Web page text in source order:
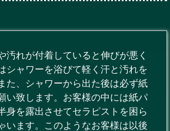
汚れが付着していると伸びが悪く
シャワーを浴びて軽く汗と汚れを
た、シャワーから出た後は必ず紙
い致します。お客様の中には紙パ
身を露出させてセラピストを困ら
います。このようなお客様は以後